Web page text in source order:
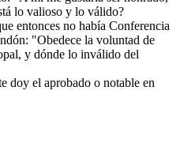
lo valioso y lo válido?
entonces no había Conferencia
"Obedece la voluntad de
y dónde lo inválido del
doy el aprobado o notable en